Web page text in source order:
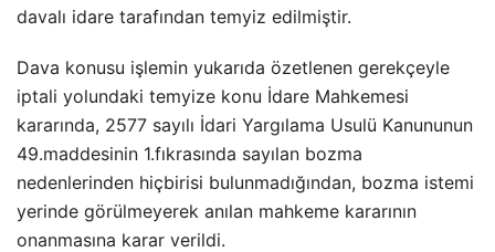
davalı idare tarafından temyiz edilmiştir.
Dava konusu işlemin yukarıda özetlenen gerekçeyle
iptali yolundaki temyize konu İdare Mahkemesi
kararında, 2577 sayılı İdari Yargılama Usulü Kanununun
49.maddesinin 1.fıkrasında sayılan bozma
nedenlerinden hiçbirisi bulunmadığından, bozma istemi
yerinde görülmeyerek anılan mahkeme kararının
onanmasına karar verildi.